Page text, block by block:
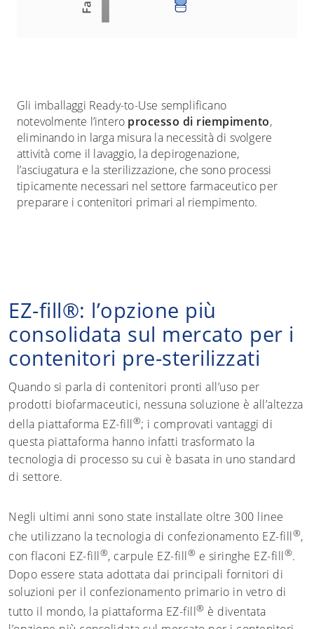
Gli imballaggi Ready-to-Use semplificano
notevolmente l’intero processo di riempimento,
eliminando in larga misura la necessità di svolgere
attività come il lavaggio, la depirogenazione,
l’asciugatura e la sterilizzazione, che sono processi
tipicamente necessari nel settore farmaceutico per
preparare i contenitori primari al riempimento.
EZ-fill®: l’opzione più
consolidata sul mercato per i
contenitori pre-sterilizzati
Quando si parla di contenitori pronti all’uso per
prodotti biofarmaceutici, nessuna soluzione è all’altezza
della piattaforma EZ-fill®; i comprovati vantaggi di
questa piattaforma hanno infatti trasformato la
tecnologia di processo su cui è basata in uno standard
di settore.
Negli ultimi anni sono state installate oltre 300 linee
che utilizzano la tecnologia di confezionamento EZ-fill®,
con flaconi EZ-fill®, carpule EZ-fill® e siringhe EZ-fill®.
Dopo essere stata adottata dai principali fornitori di
soluzioni per il confezionamento primario in vetro di
tutto il mondo, la piattaforma EZ-fill® è diventata